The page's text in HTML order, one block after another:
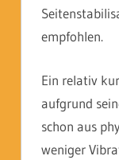
empfohlen.
Ein relativ
aufgrund
schon aus
weniger